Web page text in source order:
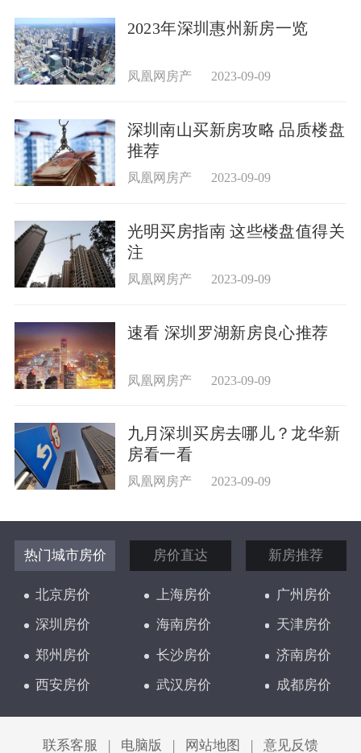
2023年深圳惠州新房一览
凤凰网房产 2023-09-09
深圳南山买新房攻略 品质楼盘
推荐
凤凰网房产 2023-09-09
光明买房指南 这些楼盘值得关
注
凤凰网房产 2023-09-09
速看 深圳罗湖新房良心推荐
凤凰网房产 2023-09-09
九月深圳买房去哪儿？龙华新
房看一看
凤凰网房产 2023-09-09
热门城市房价 房价直达 新房推荐
北京房价 上海房价
广州房价
深圳房价
海南房价
天津房价
郑州房价
长沙房价
济南房价
西安房价
武汉房价
成都房价
太原房价
联系客服
电脑版 网站地图 意见反馈